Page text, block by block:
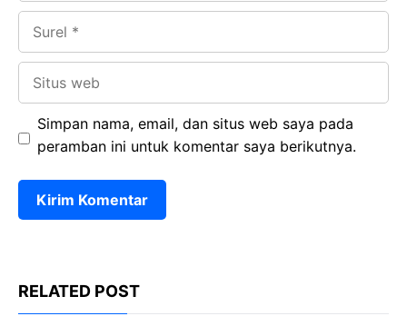
Simpan nama, email, dan situs web saya pada
peramban ini untuk komentar saya berikutnya.
RELATED POST